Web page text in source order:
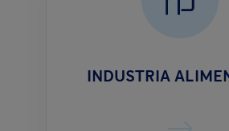
INDUSTRIA